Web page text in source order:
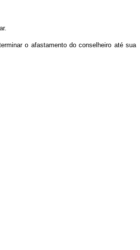
o afastamento do conselheiro até sua